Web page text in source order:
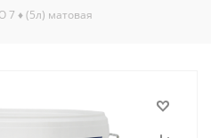
7 ♦ (5л) матовая